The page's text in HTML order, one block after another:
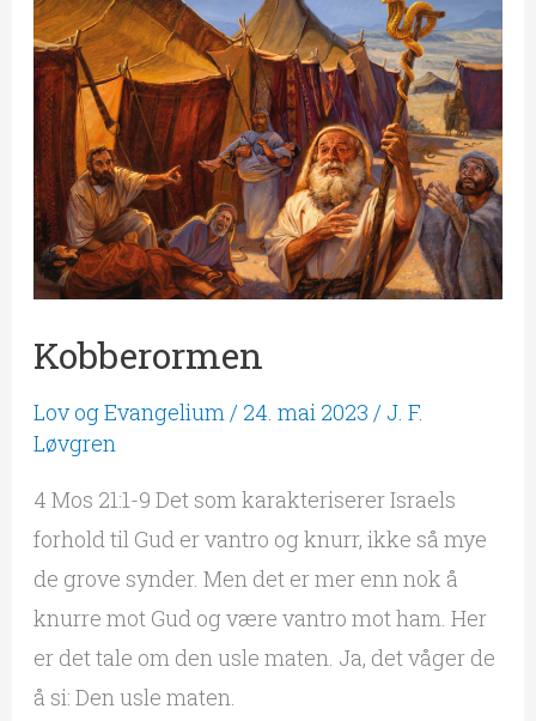
Kobberormen
Lov og Evangelium/ 24. mai 2023 / J. F.
Løvgren
4 Mos 21:1-9 Det som karakteriserer Israels
forhold til Gud er vantro og knurr, ikke så mye
de grove synder. Men det er mer enn nok å
knurre mot Gud og være vantro mot ham. Her
er det tale om den usle maten. Ja, det våger de
å si: Den usle maten.